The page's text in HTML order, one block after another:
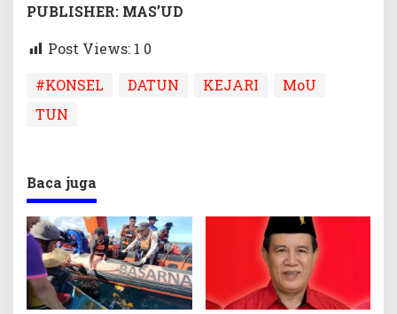
PUBLISHER: MAS’UD
Post Views: 1 0
#KONSEL
DATUN KEJARI
MoU
TUN
Baca juga